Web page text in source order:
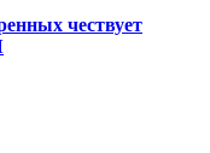
чествует